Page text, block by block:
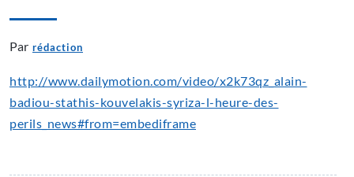
Par rédaction
http://www.dailymotion.com/video/x2k73qz_alain-
badiou-stathis-kouvelakis-syriza-l-heure-des-
perils_news#from=embediframe